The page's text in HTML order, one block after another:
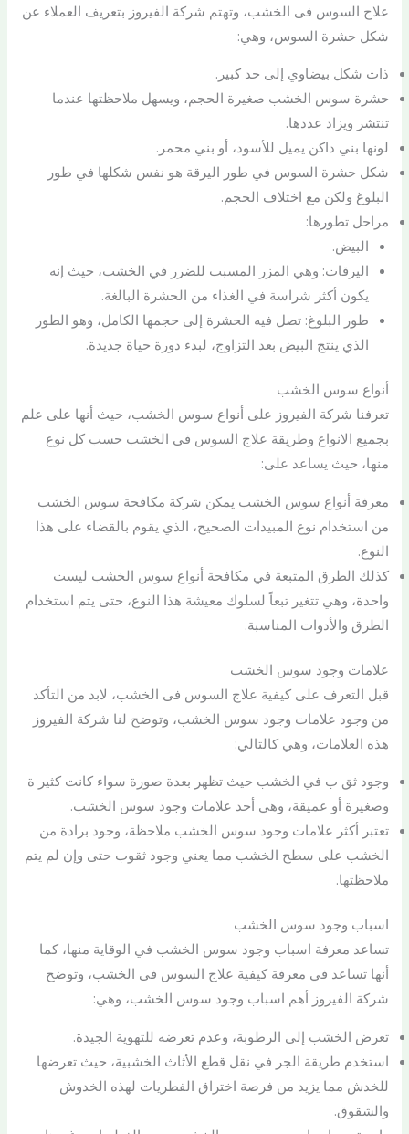
علاج السوس فى الخشب، وتهتم شركة الفيروز بتعريف العملاء عن
شكل حشرة السوس، وهي:
ذات شكل بيضاوي إلى حد كبير.
حشرة سوس الخشب صغيرة الحجم، ويسهل ملاحظتها عندما
تنتشر ويزاد عددها.
لونها بني داكن يميل للأسود، أو بني محمر.
شكل حشرة السوس في طور اليرقة هو نفس شكلها في طور
البلوغ ولكن مع اختلاف الحجم.
مراحل تطورها:
البيض.
اليرقات: وهي المزر المسبب للضرر في الخشب، حيث إنه
يكون أكثر شراسة في الغذاء من الحشرة البالغة.
طور البلوغ: تصل فيه الحشرة إلى حجمها الكامل، وهو الطور
الذي ينتج البيض بعد التزاوج، لبدء دورة حياة جديدة.
أنواع سوس الخشب
تعرفنا شركة الفيروز على أنواع سوس الخشب، حيث أنها على علم
بجميع الانواع وطريقة علاج السوس فى الخشب حسب كل نوع
منها، حيث يساعد على:
معرفة أنواع سوس الخشب يمكن شركة مكافحة سوس الخشب
من استخدام نوع المبيدات الصحيح، الذي يقوم بالقضاء على هذا
النوع.
كذلك الطرق المتبعة في مكافحة أنواع سوس الخشب ليست
واحدة، وهي تتغير تبعاً لسلوك معيشة هذا النوع، حتى يتم استخدام
الطرق والأدوات المناسبة.
علامات وجود سوس الخشب
قبل التعرف على كيفية علاج السوس فى الخشب، لابد من التأكد
من وجود علامات وجود سوس الخشب، وتوضح لنا شركة الفيروز
هذه العلامات، وهي كالتالي:
وجود ثق ب في الخشب حيث تظهر بعدة صورة سواء كانت كثير ة
وصغيرة أو عميقة، وهي أحد علامات وجود سوس الخشب.
تعتبر أكثر علامات وجود سوس الخشب ملاحظة، وجود برادة من
الخشب على سطح الخشب مما يعني وجود ثقوب حتى وإن لم يتم
ملاحظتها.
اسباب وجود سوس الخشب
تساعد معرفة اسباب وجود سوس الخشب في الوقاية منها، كما
أنها تساعد في معرفة كيفية علاج السوس فى الخشب، وتوضح
شركة الفيروز أهم اسباب وجود سوس الخشب، وهي:
تعرض الخشب إلى الرطوبة، وعدم تعرضه للتهوية الجيدة.
استخدم طريقة الجر في نقل قطع الأثاث الخشبية، حيث تعرضها
للخدش مما يزيد من فرصة اختراق الفطريات لهذه الخدوش
والشقوق.